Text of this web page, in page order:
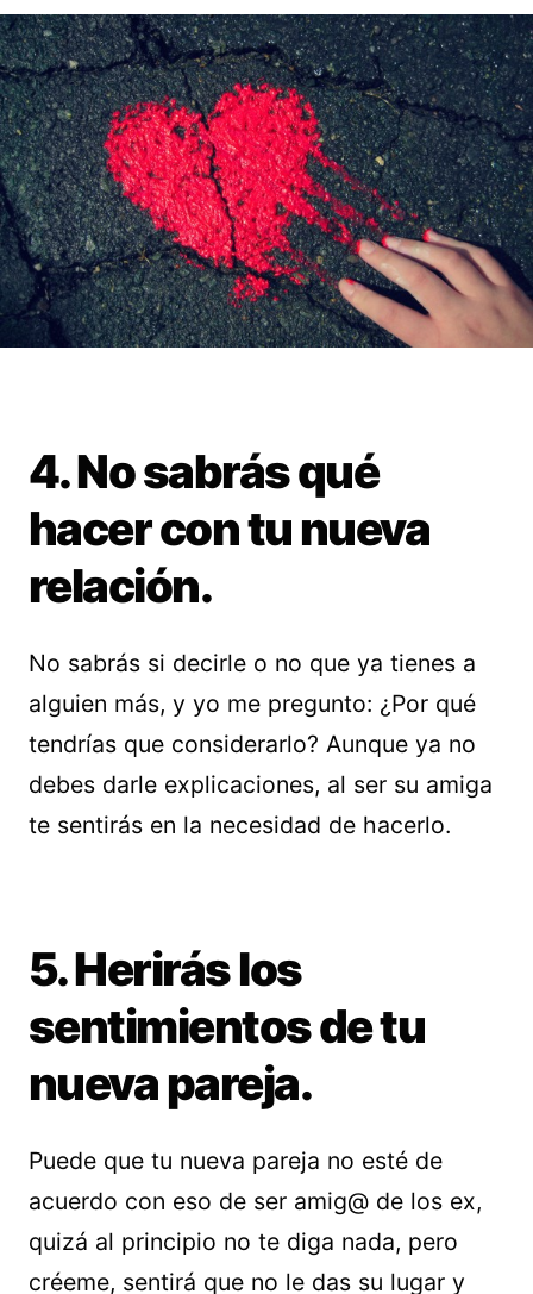
4. No sabrás qué
hacer con tu nueva
relación.
No sabrás si decirle o no que ya tienes a
alguien más, y yo me pregunto: ¿Por qué
tendrías que considerarlo? Aunque ya no
debes darle explicaciones, al ser su amiga
te sentirás en la necesidad de hacerlo.
5. Herirás los
sentimientos de tu
nueva pareja.
Puede que tu nueva pareja no esté de
acuerdo con eso de ser amig@ de los ex,
quizá al principio no te diga nada, pero
créeme, sentirá que no le das su lugar y